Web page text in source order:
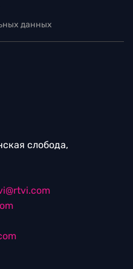
данных
слобода,